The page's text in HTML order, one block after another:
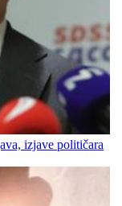
izjave političara